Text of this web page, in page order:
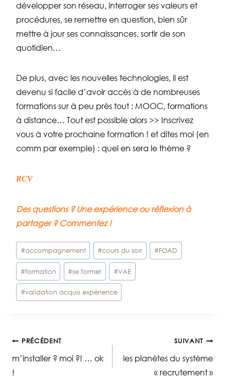
développer son réseau, interroger ses valeurs et
procédures, se remettre en question, bien sûr
mettre à jour ses connaissances, sortir de son
quotidien…
De plus, avec les nouvelles technologies, il est
devenu si facile d’avoir accès à de nombreuses
formations sur à peu près tout : MOOC, formations
à distance… Tout est possible alors >> Inscrivez
vous à votre prochaine formation ! et dites moi (en
comm par exemple) : quel en sera le thème ?
RCV
Des questions ? Une expérience ou réflexion à
partager ? Commentez !
Étiquettes
de
la
publication :
#accompagnement #cours du soir #FOAD
#formation #se former #VAE
#validation acquis expérience
Navigation
de
PRÉCÉDENT
m’installer ? moi ?! … ok
!
SUIVANT
les planètes du système
« recrutement »